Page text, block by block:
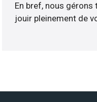
En bref, nous
jouir pleinement de